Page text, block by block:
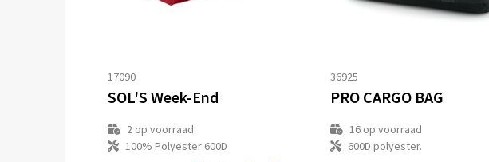
17090
SOL'S Week-End
2op voorraad
100% Polyester 600D
36925
PRO CARGO BAG
16op voorraad
600D polyester.